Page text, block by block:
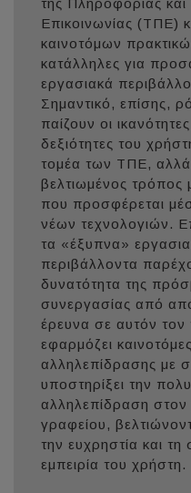
της Πληροφορίας και
Επικοινωνίας (ΤΠΕ)
καινοτόμων
κατάλληλες για
εργασιακά
Σημαντικό, επίσης,
παίζουν οι ικανότητες
δεξιότητες του
τομέα των ΤΠΕ, αλλά
βελτιωμένος τρόπος
που προσφέρεται
νέων τεχνολογιών.
τα «έξυπνα»
περιβάλλοντα
δυνατότητα της
συνεργασίας από
έρευνα σε αυτόν τον
εφαρμόζει
αλληλεπίδρασης με
υποστηρίξει την
αλληλεπίδραση
γραφείου,
την ευχρηστία και τη
εμπειρία του χρήστη.